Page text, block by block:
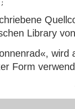
Library
wird
Form